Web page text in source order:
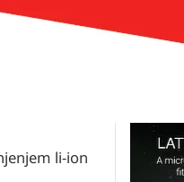
li-ion